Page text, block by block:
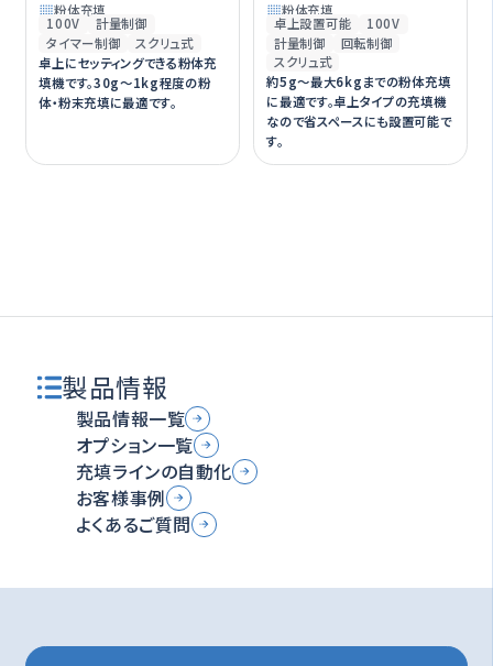
粉体充填
100V
計量制御
タイマー制御
スクリュ式
卓上にセッティングできる粉体充
填機です。30g〜1kg程度の粉
体・粉末充填に最適です。
粉体充填
卓上設置可能
100V
計量制御
回転制御
スクリュ式
約5g～最大6kgまでの粉体充填
に最適です。卓上タイプの充填機
なので省スペースにも設置可能で
す。
製品情報
製品情報一覧
オプション一覧
充填ラインの自動化
お客様事例
よくあるご質問